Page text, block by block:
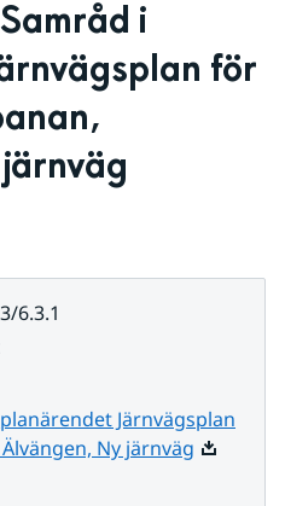
i
för
6.3.1
Järnvägsplan
Ny järnväg Pdf, 93.8